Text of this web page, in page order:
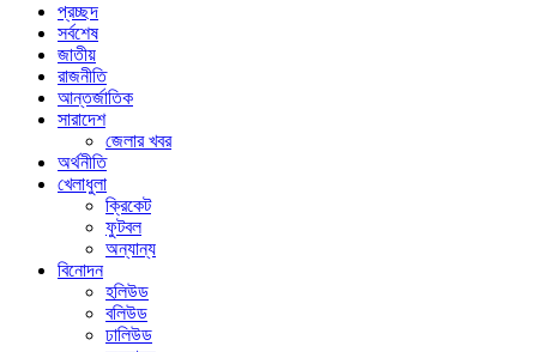
প্রচ্ছদ
সর্বশেষ
জাতীয়
রাজনীতি
আন্তর্জাতিক
সারাদেশ
জেলার খবর
অর্থনীতি
খেলাধুলা
ক্রিকেট
ফুটবল
অন্যান্য
বিনোদন
হলিউড
বলিউড
ঢালিউড